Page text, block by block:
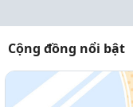
Cộng đồng nổi bật